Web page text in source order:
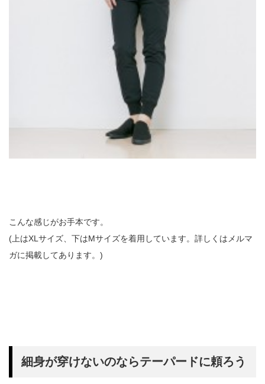
こんな感じがお手本です。
(上はXLサイズ、下はMサイズを着用しています。詳しくはメルマ
ガに掲載してあります。)
細身が穿けないのならテーパードに頼ろう